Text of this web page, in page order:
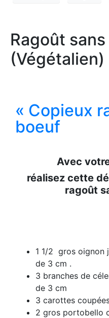
Ragoût
(Végétalien)
« Copieux
boeuf
Avec
réalisez cette
ragoût
1 1/2 gros oignon
de 3 cm .
3 branches de
de 3 cm
3 carottes
2 gros portobello